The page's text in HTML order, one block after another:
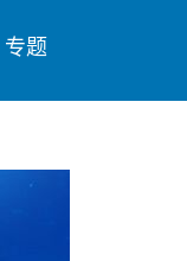
专题